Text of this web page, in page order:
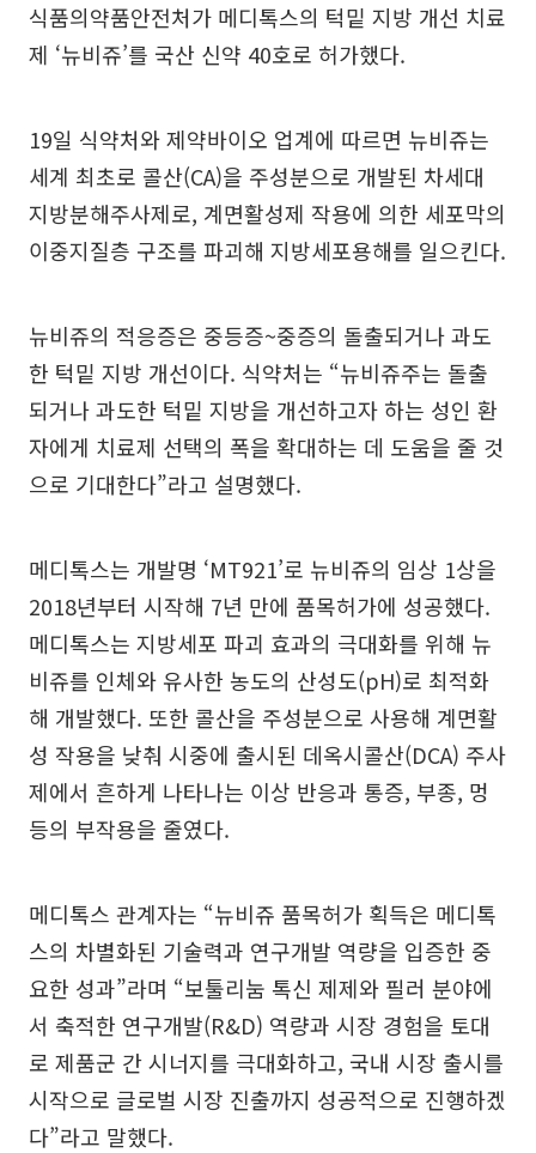
식품의약품안전처가 메디톡스의 턱밑 지방 개선 치료
제 ‘뉴비쥬’를 국산 신약 40호로 허가했다.
19일 식약처와 제약바이오 업계에 따르면 뉴비쥬는
세계 최초로 콜산(CA)을 주성분으로 개발된 차세대
지방분해주사제로, 계면활성제 작용에 의한 세포막의
이중지질층 구조를 파괴해 지방세포용해를 일으킨다.
뉴비쥬의 적응증은 중등증~중증의 돌출되거나 과도
한 턱밑 지방 개선이다. 식약처는 “뉴비쥬주는 돌출
되거나 과도한 턱밑 지방을 개선하고자 하는 성인 환
자에게 치료제 선택의 폭을 확대하는 데 도움을 줄 것
으로 기대한다”라고 설명했다.
메디톡스는 개발명 ‘MT921’로 뉴비쥬의 임상 1상을
2018년부터 시작해 7년 만에 품목허가에 성공했다.
메디톡스는 지방세포 파괴 효과의 극대화를 위해 뉴
비쥬를 인체와 유사한 농도의 산성도(pH)로 최적화
해 개발했다. 또한 콜산을 주성분으로 사용해 계면활
성 작용을 낮춰 시중에 출시된 데옥시콜산(DCA) 주사
제에서 흔하게 나타나는 이상 반응과 통증, 부종, 멍
등의 부작용을 줄였다.
메디톡스 관계자는 “뉴비쥬 품목허가 획득은 메디톡
스의 차별화된 기술력과 연구개발 역량을 입증한 중
요한 성과”라며 “보툴리눔 톡신 제제와 필러 분야에
서 축적한 연구개발(R&D) 역량과 시장 경험을 토대
로 제품군 간 시너지를 극대화하고, 국내 시장 출시를
시작으로 글로벌 시장 진출까지 성공적으로 진행하겠
다”라고 말했다.